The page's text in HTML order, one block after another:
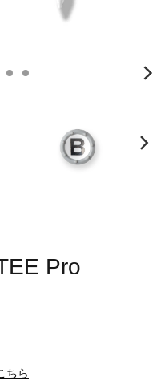
Pro
ちら